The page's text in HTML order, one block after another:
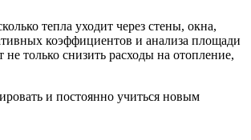
тепла уходит через стены, окна,
коэффициентов и анализа площади
только снизить расходы на отопление,
и постоянно учиться новым